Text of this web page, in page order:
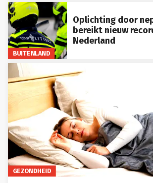
BUITENLAND
Oplichting door
bereikt nieuw
Nederland
GEZONDHEID